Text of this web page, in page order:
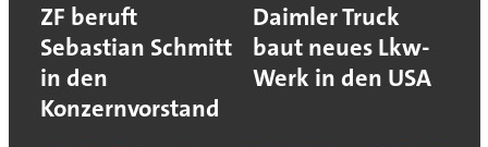
ZF beruft
Sebastian Schmitt
in den
Konzernvorstand
Daimler Truck
baut neues Lkw-
Werk in den USA